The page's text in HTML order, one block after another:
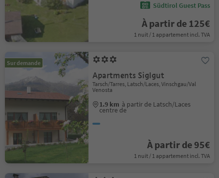
Südtirol Guest Pass
À partir de 125€
1 nuit / 1 appartement incl. TVA
Sur demande
Apartments Siglgut
Tarsch/Tarres, Latsch/Laces, Vinschgau/Val
Venosta
1.9 km à partir de Latsch/Laces
centre de
À partir de 95€
1 nuit / 1 appartement incl. TVA